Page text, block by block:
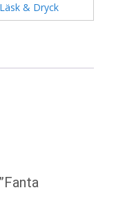
Läsk & Dryck